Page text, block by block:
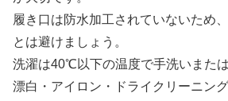
履き口は防水加工されていないため
とは避けましょう。
洗濯は40℃以下の温度で手洗いまたは
漂白・アイロン・ドライクリーニン